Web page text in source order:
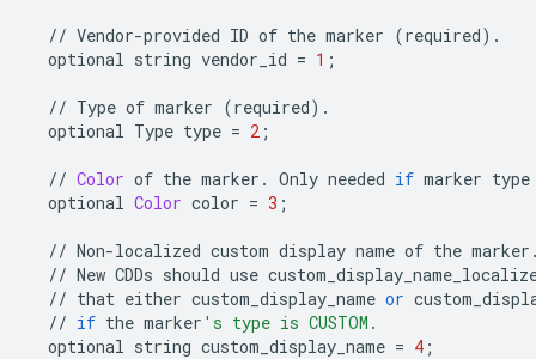
// Vendor-provided ID of the marker (required) .
optional string vendor_id = 1 ;
// Type of marker (required) .
optional Type type = 2 ;
// Color of the marker . Only needed if marker type
optional Color color = 3 ;
// Non-localized custom display name of the marker
// New CDDs should use
// that either custom_display_name or
// if the marker 's type is CUSTOM.
optional string custom_display_name = 4 ;